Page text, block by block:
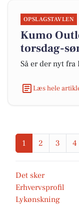
OPSLAGSTAVLEN
Kumo
torsdag-
Så er der nyt
Læs hele
1 2 3 4
Det sker
Erhvervsprofil
Lykønskning